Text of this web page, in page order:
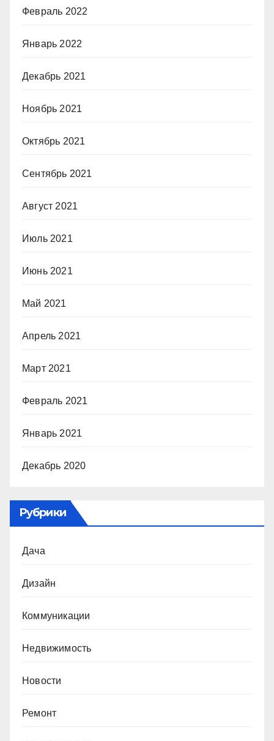
Февраль 2022
Январь 2022
Декабрь 2021
Ноябрь 2021
Октябрь 2021
Сентябрь 2021
Август 2021
Июль 2021
Июнь 2021
Май 2021
Апрель 2021
Март 2021
Февраль 2021
Январь 2021
Декабрь 2020
Рубрики
Дача
Дизайн
Коммуникации
Недвижимость
Новости
Ремонт